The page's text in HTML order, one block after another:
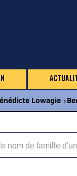
Lowagie ›